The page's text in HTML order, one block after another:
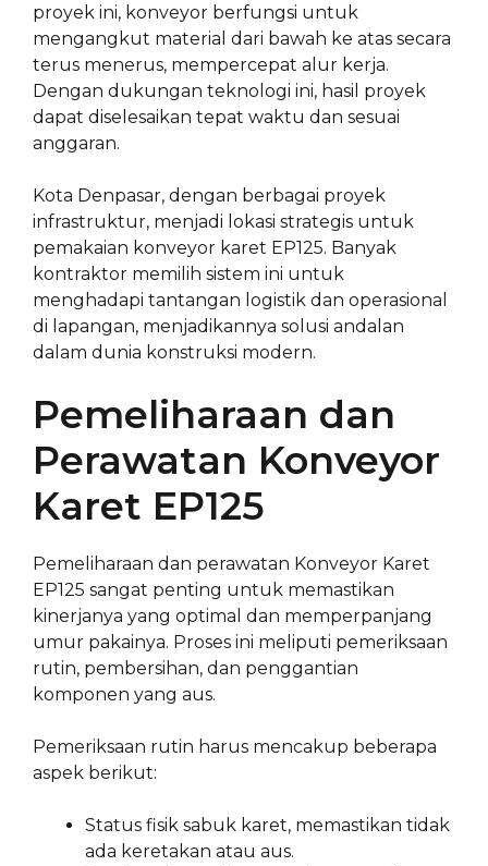
proyek ini, konveyor berfungsi untuk
mengangkut material dari bawah ke atas secara
terus menerus, mempercepat alur kerja.
Dengan dukungan teknologi ini, hasil proyek
dapat diselesaikan tepat waktu dan sesuai
anggaran.
Kota Denpasar, dengan berbagai proyek
infrastruktur, menjadi lokasi strategis untuk
pemakaian konveyor karet EP125. Banyak
kontraktor memilih sistem ini untuk
menghadapi tantangan logistik dan operasional
di lapangan, menjadikannya solusi andalan
dalam dunia konstruksi modern.
Pemeliharaan dan
Perawatan Konveyor
Karet EP125
Pemeliharaan dan perawatan Konveyor Karet
EP125 sangat penting untuk memastikan
kinerjanya yang optimal dan memperpanjang
umur pakainya. Proses ini meliputi pemeriksaan
rutin, pembersihan, dan penggantian
komponen yang aus.
Pemeriksaan rutin harus mencakup beberapa
aspek berikut:
Status fisik sabuk karet, memastikan tidak
ada keretakan atau aus.